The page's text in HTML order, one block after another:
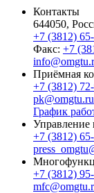
Контакты
644050,
+7 (3812)
Факс: +7
Приёмная
+7 (3812)
pk@omgtu.ru
График
Управление
+7 (3812)
+7 (3812)